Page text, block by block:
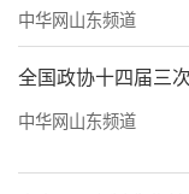
现了“战略—
作”的山东海
计，到突破
产业体系，参
向海洋强省迈
中华网山东频道
全国政协十四届三
中华网山东频道